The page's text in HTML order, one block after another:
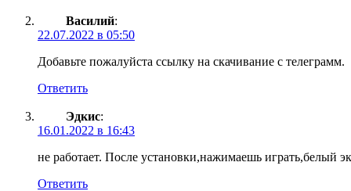
Василий:
22.07.2022 в 05:50
Добавьте пожалуйста ссылку на скачивание с телеграмм.
Ответить
Эдкис:
16.01.2022 в 16:43
не работает. После установки,нажимаешь играть,белый
Ответить